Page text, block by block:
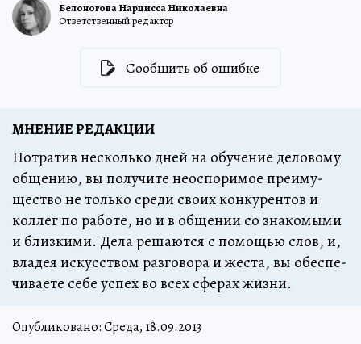
Белоногова Нарцисса Николаевна
Ответственный редактор
Сообщить об ошибке
МНЕНИЕ РЕДАКЦИИ
По­тра­тив не­сколь­ко дней на обу­че­ние де­ло­во­му
об­ще­нию, вы по­лу­чи­те не­ос­по­ри­мое пре­иму­
щест­во не толь­ко сре­ди сво­их кон­ку­рен­тов и
кол­лег по ра­бо­те, но и в об­ще­нии со зна­ко­мы­ми
и близ­ки­ми. Де­ла ре­ша­ют­ся с по­мощью слов, и,
вла­дея ис­кус­ст­вом раз­го­во­ра и же­с­та, вы обес­пе­
чи­ва­е­те се­бе успех во всех сфе­рах жиз­ни.
Опубликовано: Среда, 18.09.2013